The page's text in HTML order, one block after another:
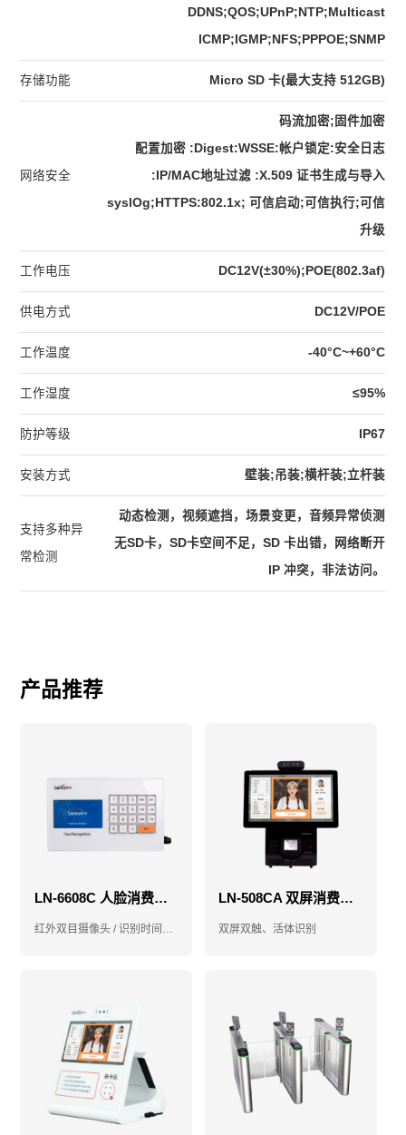
DDNS;QOS;UPnP;NTP;Multicast
ICMP;IGMP;NFS;PPPOE;SNMP
存储功能 Micro SD 卡(最大支持 512GB)
网络安全
码流加密;固件加密
配置加密 :Digest:WSSE:帐户锁定:安全日志
:IP/MAC地址过滤 :X.509 证书生成与导入
syslOg;HTTPS:802.1x; 可信启动;可信执行;可信
升级
工作电压 DC12V(±30%);POE(802.3af)
供电方式 DC12V/POE
工作温度 -40°C~+60°C
工作湿度 ≤95%
防护等级 IP67
安装方式 壁装;吊装;横杆装;立杆装
支持多种异
常检测
动态检测，视频遮挡，场景变更，音频异常侦测
无SD卡，SD卡空间不足，SD 卡出错，网络断开
IP 冲突，非法访问。
产品推荐
LN-6608C 人脸消费机-售饭机-消费机
红外双目摄像头 / 识别时间小于1秒
LN-508CA 双屏消费机-售饭机-消费机
双屏双触、活体识别